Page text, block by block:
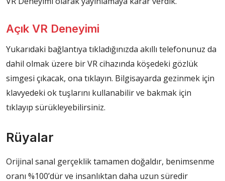
Açık VR Deneyimi
Yukarıdaki bağlantıya tıkladığınızda akıllı telefonunuz da
dahil olmak üzere bir VR cihazında köşedeki gözlük
simgesi çıkacak, ona tıklayın. Bilgisayarda gezinmek için
klavyedeki ok tuşlarını kullanabilir ve bakmak için
tıklayıp sürükleyebilirsiniz.
Rüyalar
Orijinal sanal gerçeklik tamamen doğaldır, benimsenme
oranı %100’dür ve insanlıktan daha uzun süredir